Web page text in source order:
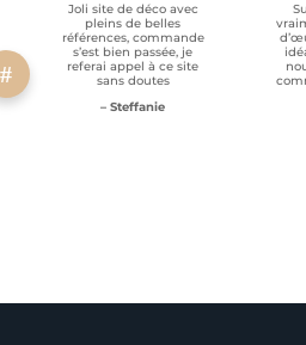
Joli site de déco avec
pleins de belles
références, commande
s’est bien passée, je
referai appel à ce site
sans doutes
– Steffanie